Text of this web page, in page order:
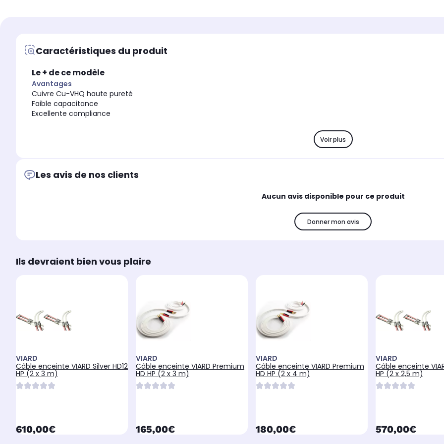
Caractéristiques du produit
Le + de ce modèle
Avantages
Cuivre Cu-VHQ haute pureté
Faible capacitance
Excellente compliance
Voir plus
Les avis de nos clients
Aucun avis disponible pour ce produit
Donner mon avis
Ils devraient bien vous plaire
VIARD
Câble enceinte VIARD Silver HD12
HP (2 x 3 m)
currentPrice
610,00€
VIARD
Câble enceinte VIARD Premium
HD HP (2 x 3 m)
currentPrice
165,00€
VIARD
Câble enceinte VIARD Premium
HD HP (2 x 4 m)
currentPrice
180,00€
VIARD
Câble enceinte
HP (2 x 2,5 m)
currentPrice
570,00€